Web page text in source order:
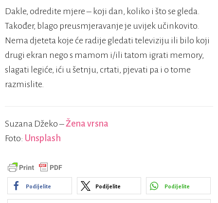
Dakle, odredite mjere – koji dan, koliko i što se gleda.
Također, blago preusmjeravanje je uvijek učinkovito.
Nema djeteta koje će radije gledati televiziju ili bilo koji
drugi ekran nego s mamom i/ili tatom igrati memory,
slagati legiće, ići u šetnju, crtati, pjevati pa i o tome
razmislite.­­­­­­­
Suzana Džeko –Žena vrsna
Foto: Unsplash
Podijelite Podijelite Podijelite